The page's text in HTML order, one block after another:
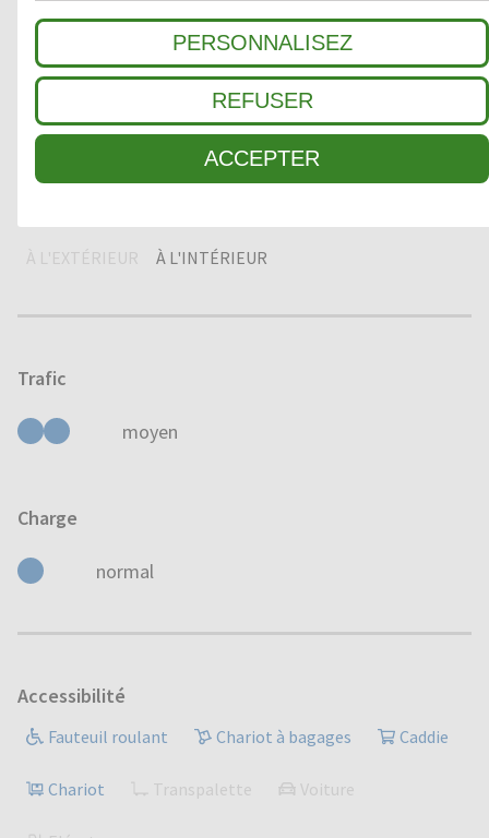
PERSONNALISEZ
REFUSER
ACCEPTER
ZONE INTERMÉDIAIRE
3
À L'EXTÉRIEUR À L'INTÉRIEUR
Trafic
moyen
Charge
normal
Accessibilité
Fauteuil roulant Chariot à bagages Caddie
Chariot Transpalette Voiture